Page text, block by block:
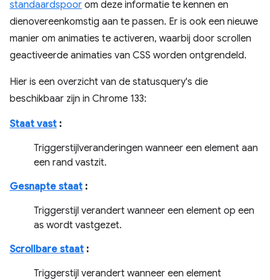
standaardspoor om deze informatie te kennen en
dienovereenkomstig aan te passen. Er is ook een nieuwe
manier om animaties te activeren, waarbij door scrollen
geactiveerde animaties van CSS worden ontgrendeld.
Hier is een overzicht van de statusquery's die
beschikbaar zijn in Chrome 133:
Staat vast :
Triggerstijlveranderingen wanneer een element aan
een rand vastzit.
Gesnapte staat :
Triggerstijl verandert wanneer een element op een
as wordt vastgezet.
Scrollbare staat :
Triggerstijl verandert wanneer een element